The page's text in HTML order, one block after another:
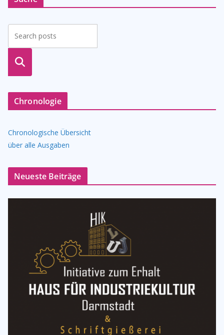
suche
Chronologie
Chronologische Übersicht
über alle Ausgaben
Neueste Beiträge